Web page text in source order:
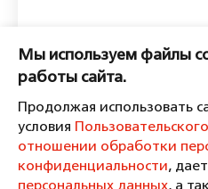
Пожалуйста,
комментировать.
Мы используем файлы
работы сайта.
Продолжая использовать
условия
отношении обработки
конфиденциальности,